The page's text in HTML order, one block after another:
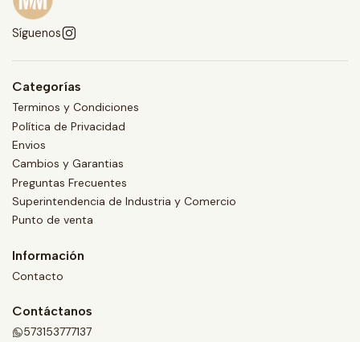
Síguenos
Categorías
Terminos y Condiciones
Política de Privacidad
Envios
Cambios y Garantias
Preguntas Frecuentes
Superintendencia de Industria y Comercio
Punto de venta
Información
Contacto
Contáctanos
573153777137